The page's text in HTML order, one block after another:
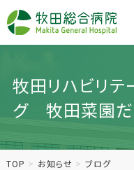
牧田リハビリ
グ 牧田菜園だ
TOP お知らせ
ブログ